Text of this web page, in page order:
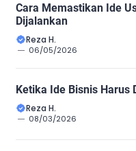
Cara Memastikan Ide
Dijalankan
Reza H.
06/05/2026
Ketika Ide Bisnis Harus
Reza H.
08/03/2026